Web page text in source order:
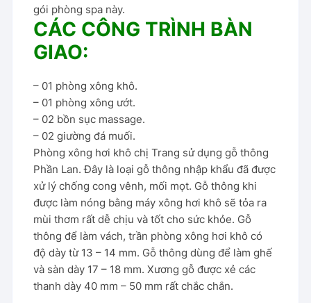
gói phòng spa này.
CÁC CÔNG TRÌNH BÀN
GIAO:
– 01 phòng xông khô.
– 01 phòng xông ướt.
– 02 bồn sục massage.
– 02 giường đá muối.
Phòng xông hơi khô chị Trang sử dụng gỗ thông
Phần Lan. Đây là loại gỗ thông nhập khẩu đã được
xử lý chống cong vênh, mối mọt. Gỗ thông khi
được làm nóng bằng máy xông hơi khô sẽ tỏa ra
mùi thơm rất dễ chịu và tốt cho sức khỏe. Gỗ
thông để làm vách, trần phòng xông hơi khô có
độ dày từ 13 – 14 mm. Gỗ thông dùng để làm ghế
và sàn dày 17 – 18 mm. Xương gỗ được xẻ các
thanh dày 40 mm – 50 mm rất chắc chắn.